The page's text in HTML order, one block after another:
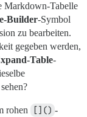
Markdown-Tabelle
Builder-Symbol
zu bearbeiten.
gegeben werden,
Table-
rohen []() -